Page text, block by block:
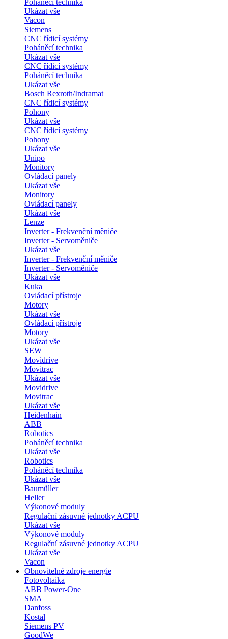
Poháněcí technika
Ukázat vše
Vacon
Siemens
CNC řídicí systémy
Poháněcí technika
Ukázat vše
CNC řídicí systémy
Poháněcí technika
Ukázat vše
Bosch Rexroth/Indramat
CNC řídicí systémy
Pohony
Ukázat vše
CNC řídicí systémy
Pohony
Ukázat vše
Unipo
Monitory
Ovládací panely
Ukázat vše
Monitory
Ovládací panely
Ukázat vše
Lenze
Inverter - Frekvenční měniče
Inverter - Servoměniče
Ukázat vše
Inverter - Frekvenční měniče
Inverter - Servoměniče
Ukázat vše
Kuka
Ovládací přístroje
Motory
Ukázat vše
Ovládací přístroje
Motory
Ukázat vše
SEW
Movidrive
Movitrac
Ukázat vše
Movidrive
Movitrac
Ukázat vše
Heidenhain
ABB
Robotics
Poháněcí technika
Ukázat vše
Robotics
Poháněcí technika
Ukázat vše
Baumüller
Heller
Výkonové moduly
Regulační zásuvné jednotky ACPU
Ukázat vše
Výkonové moduly
Regulační zásuvné jednotky ACPU
Ukázat vše
Vacon
Obnovitelné zdroje energie
Fotovoltaika
ABB Power-One
SMA
Danfoss
Kostal
Siemens PV
GoodWe